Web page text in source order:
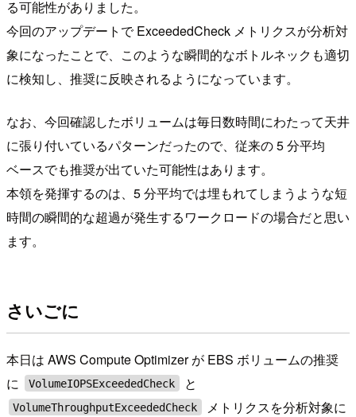
る可能性がありました。
今回のアップデートで ExceededCheck メトリクスが分析対
象になったことで、このような瞬間的なボトルネックも適切
に検知し、推奨に反映されるようになっています。
なお、今回確認したボリュームは毎日数時間にわたって天井
に張り付いているパターンだったので、従来の 5 分平均
ベースでも推奨が出ていた可能性はあります。
本領を発揮するのは、5 分平均では埋もれてしまうような短
時間の瞬間的な超過が発生するワークロードの場合だと思い
ます。
さいごに
本日は AWS Compute Optimizer が EBS ボリュームの推奨
に
VolumeIOPSExceededCheck と
VolumeThroughputExceededCheck
メトリクスを分析対象に